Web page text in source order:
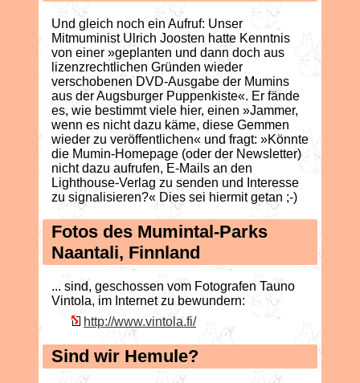
Und gleich noch ein Aufruf: Unser
Mitmuminist Ulrich Joosten hatte Kenntnis
von einer »geplanten und dann doch aus
lizenzrechtlichen Gründen wieder
verschobenen DVD-Ausgabe der Mumins
aus der Augsburger Puppenkiste«. Er fände
es, wie bestimmt viele hier, einen »Jammer,
wenn es nicht dazu käme, diese Gemmen
wieder zu veröffentlichen« und fragt: »Könnte
die Mumin-Homepage (oder der Newsletter)
nicht dazu aufrufen, E-Mails an den
Lighthouse-Verlag zu senden und Interesse
zu signalisieren?« Dies sei hiermit getan ;-)
Fotos des Mumintal-Parks
Naantali, Finnland
... sind, geschossen vom Fotografen Tauno
Vintola, im Internet zu bewundern:
http://www.vintola.fi/
Sind wir Hemule?